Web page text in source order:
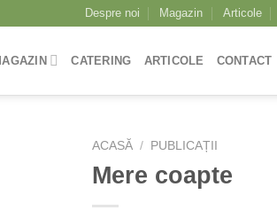
Despre noi Magazin Articole
CATERING ARTICOLE CONTACT
ACASĂ / PUBLICAȚII
Mere coapte